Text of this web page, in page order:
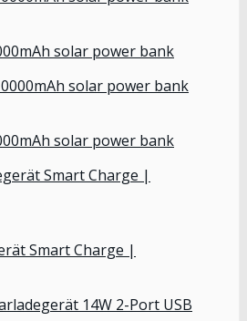
solar power bank
solar power bank
Smart Charge |